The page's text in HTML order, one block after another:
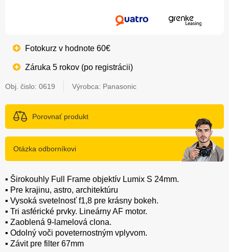
Fotokurz v hodnote 60€
Záruka 5 rokov (po registrácii)
Obj. čislo: 0619 Výrobca: Panasonic
Porovnať produkt
Otázka odborníkovi
▪️ Širokouhly Full Frame objektív Lumix S 24mm.
▪️ Pre krajinu, astro, architektúru
▪️ Vysoká svetelnosť f1,8 pre krásny bokeh.
▪️ Tri asférické prvky. Lineárny AF motor.
▪️ Zaoblená 9-lamelová clona.
▪️ Odolný voči poveternostným vplyvom.
▪️ Závit pre filter 67mm